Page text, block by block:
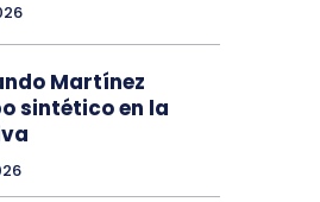
Martínez
sintético en la